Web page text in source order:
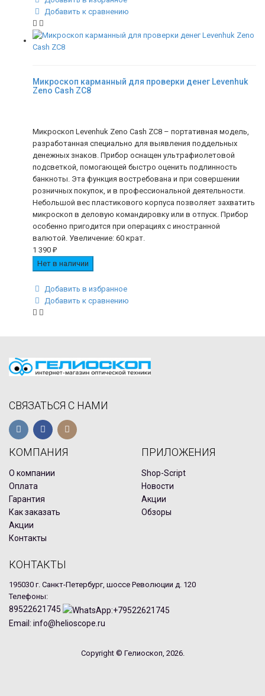
Добавить к сравнению
Микроскоп карманный для проверки денег Levenhuk
Zeno Cash ZC8
Микроскоп Levenhuk Zeno Cash ZC8 – портативная модель,
разработанная специально для выявления поддельных
денежных знаков. Прибор оснащен ультрафиолетовой
подсветкой, помогающей быстро оценить подлинность
банкноты. Эта функция востребована и при совершении
розничных покупок, и в профессиональной деятельности.
Небольшой вес пластикового корпуса позволяет захватить
микроскоп в деловую командировку или в отпуск. Прибор
особенно пригодится при операциях с иностранной
валютой. Увеличение: 60 крат.
1 390 ₽
Нет в наличии
Добавить в избранное
Добавить к сравнению
СВЯЗАТЬСЯ С НАМИ
КОМПАНИЯ
О компании
Оплата
Гарантия
Как заказать
Акции
Контакты
ПРИЛОЖЕНИЯ
Shop-Script
Новости
Акции
Обзоры
КОНТАКТЫ
195030 г. Санкт-Петербург, шоссе Революции д. 120
Телефоны:
89522621745
Email: info@helioscope.ru
Copyright © Гелиоскоп, 2026.